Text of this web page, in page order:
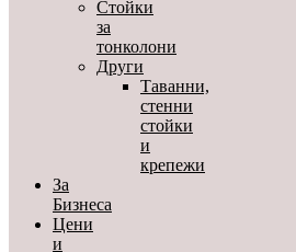
Стойки
за
тонколони
Други
Таванни,
стенни
стойки
и
крепежи
За
Бизнеса
Цени
и